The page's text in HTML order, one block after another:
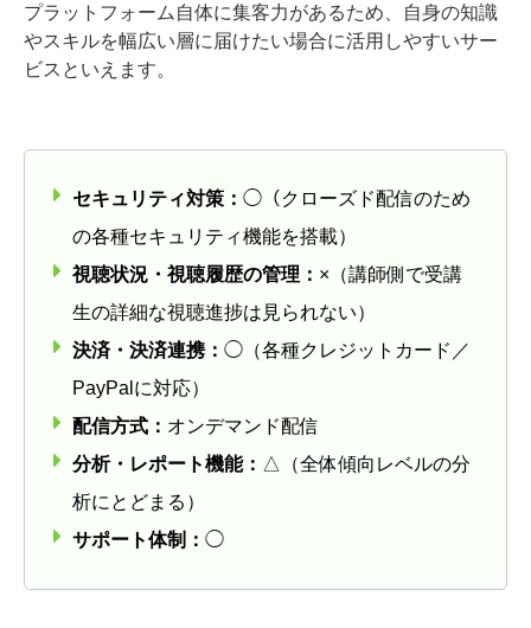
プラットフォーム自体に集客力があるため、自身の知識
やスキルを幅広い層に届けたい場合に活用しやすいサー
ビスといえます。
セキュリティ対策： ◯（クローズド配信のため
の各種セキュリティ機能を搭載）
視聴状況・視聴履歴の管理： ×（講師側で受講
生の詳細な視聴進捗は見られない）
決済・決済連携： ◯（各種クレジットカード／
PayPalに対応）
配信方式： オンデマンド配信
分析・レポート機能： △（全体傾向レベルの分
析にとどまる）
サポート体制： ◯